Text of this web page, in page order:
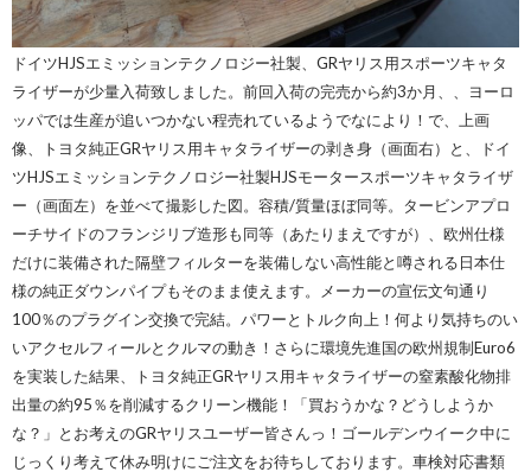
ドイツHJSエミッションテクノロジー社製、GRヤリス用スポーツキャタ
ライザーが少量入荷致しました。前回入荷の完売から約3か月、、ヨーロ
ッパでは生産が追いつかない程売れているようでなにより！で、上画
像、トヨタ純正GRヤリス用キャタライザーの剥き身（画面右）と、ドイ
ツHJSエミッションテクノロジー社製HJSモータースポーツキャタライザ
ー（画面左）を並べて撮影した図。容積/質量ほぼ同等。タービンアプロ
ーチサイドのフランジリブ造形も同等（あたりまえですが）、欧州仕様
だけに装備された隔壁フィルターを装備しない高性能と噂される日本仕
様の純正ダウンパイプもそのまま使えます。メーカーの宣伝文句通り
100％のプラグイン交換で完結。パワーとトルク向上！何より気持ちのい
いアクセルフィールとクルマの動き！さらに環境先進国の欧州規制Euro6
を実装した結果、トヨタ純正GRヤリス用キャタライザーの窒素酸化物排
出量の約95％を削減するクリーン機能！「買おうかな？どうしようか
な？」とお考えのGRヤリスユーザー皆さんっ！ゴールデンウイーク中に
じっくり考えて休み明けにご注文をお待ちしております。車検対応書類